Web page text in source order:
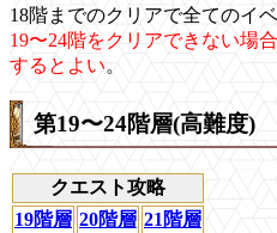
18階までのクリアで全てのイ
19〜24階をクリアできない場
するとよい。
第19〜24階層(高難度)
クエスト攻略
19階層 20階層 21階層